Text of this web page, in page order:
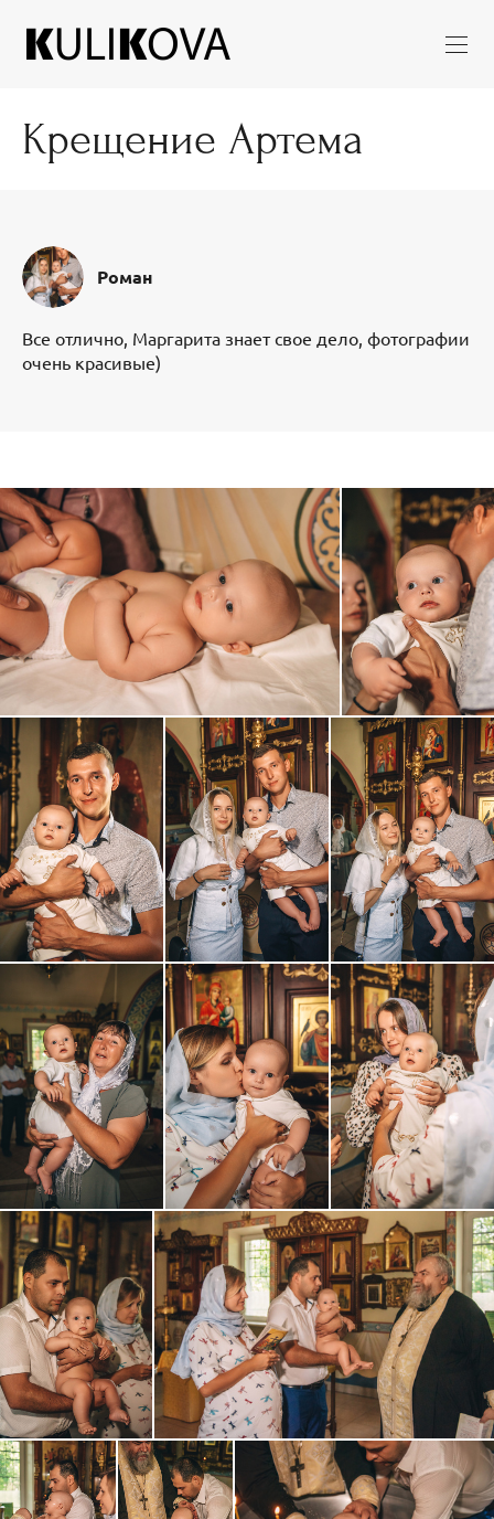
Крещение Артема
Роман
Все отлично, Маргарита знает свое дело, фотографии
очень красивые)